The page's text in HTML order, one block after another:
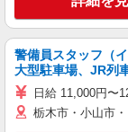
警備員スタッフ（
大型駐車場、JR列
日給 11,000円〜
栃木市・小山市